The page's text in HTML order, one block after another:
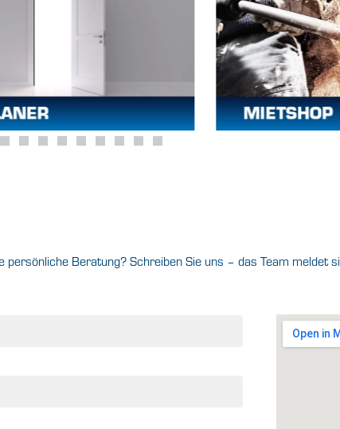
Beratung? Schreiben Sie uns – das Team meldet